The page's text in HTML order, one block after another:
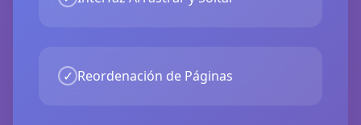
✓ Reordenación de Páginas